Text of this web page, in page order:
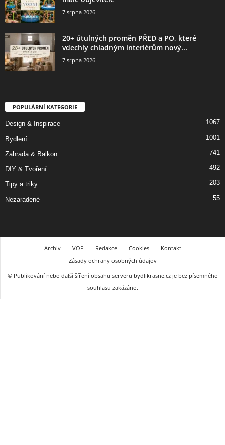
7 srpna 2026
20+ útulných proměn PŘED a PO, které
vdechly chladným interiérům nový...
7 srpna 2026
POPULÁRNÍ KATEGORIE
Design & Inspirace 1067
Bydlení 1001
Zahrada & Balkon 741
DIY & Tvoření 492
Tipy a triky 203
Nezaradené 55
Archiv VOP Redakce Cookies
Kontakt
Zásady ochrany osobných údajov
© Publikování nebo další šíření obsahu serveru bydlikrasne.cz je bez písemného
souhlasu zakázáno.